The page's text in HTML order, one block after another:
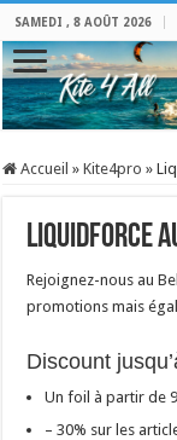
SAMEDI , 8 AOÛT 2026
Accueil » Kite4pro »
Liquidforce
Rejoignez-nous au
promotions mais
Discount
Un foil à partir de
– 30% sur les